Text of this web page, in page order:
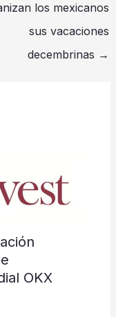
los mexicanos
sus vacaciones
decembrinas →
OKX